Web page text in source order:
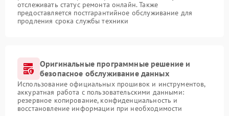
отслеживать статус ремонта онлайн. Также
предоставляется постгарантийное обслуживание для
продления срока службы техники
Оригинальные программные решение и
безопасное обслуживание данных
Использование официальных прошивок и инструментов,
аккуратная работа с пользовательскими данными:
резервное копирование, конфиденциальность и
восстановление информации при необходимости